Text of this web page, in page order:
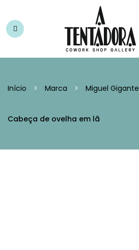
Início > Marca > Miguel Gigante
Cabeça de ovelha em lã